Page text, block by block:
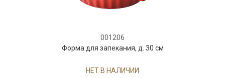
001206
Форма для запекания, д. 30 см
НЕТ В НАЛИЧИИ